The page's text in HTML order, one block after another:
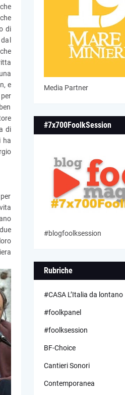
di
e
di
ha
Media Partner
#7x700FoolkSession
#blogfoolksession
Rubriche
#CASA L’Italia da lontano
#foolkpanel
#foolksession
BF-Choice
Cantieri Sonori
Contemporanea